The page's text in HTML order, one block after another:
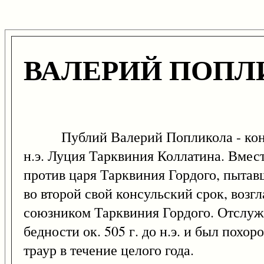
ВАЛЕРИЙ
Публий Валерий Попликола -
н.э. Луция Тарквиния Коллатина.
против царя Тарквиния Гордого,
во второй свой консульский срок,
союзником Тарквиния Гордого.
бедности ок. 505 г. до н.э. и был
траур в течение целого года.